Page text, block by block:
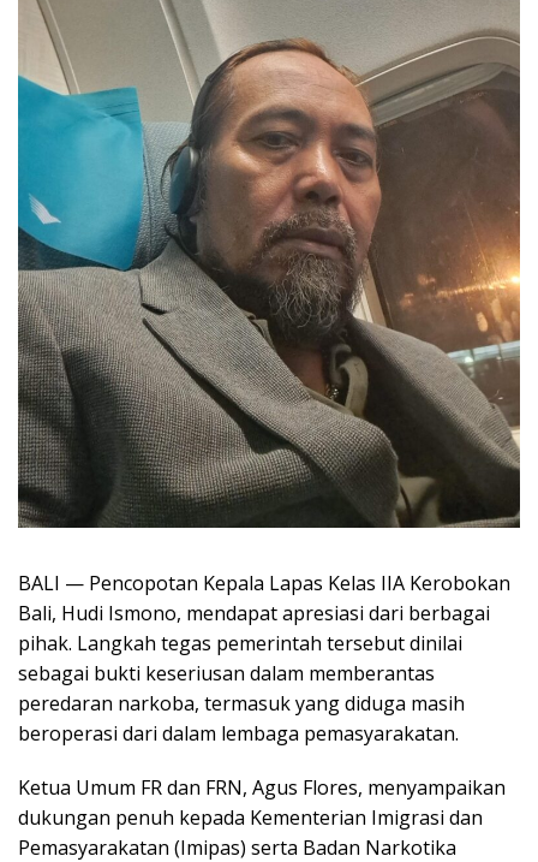
BALI — Pencopotan Kepala Lapas Kelas IIA Kerobokan
Bali, Hudi Ismono, mendapat apresiasi dari berbagai
pihak. Langkah tegas pemerintah tersebut dinilai
sebagai bukti keseriusan dalam memberantas
peredaran narkoba, termasuk yang diduga masih
beroperasi dari dalam lembaga pemasyarakatan.
Ketua Umum FR dan FRN, Agus Flores, menyampaikan
dukungan penuh kepada Kementerian Imigrasi dan
Pemasyarakatan (Imipas) serta Badan Narkotika